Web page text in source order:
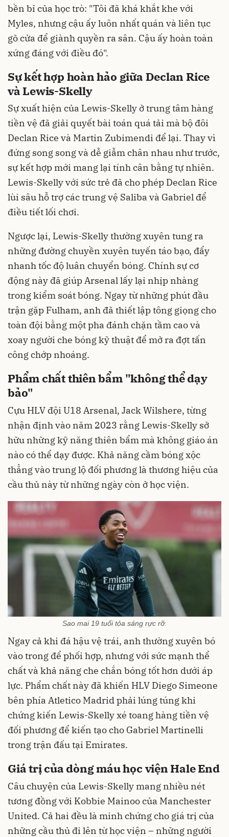
bền bỉ của học trò: "Tôi đã khá khắt khe với
Myles, nhưng cậu ấy luôn nhất quán và liên tục
gõ cửa để giành quyền ra sân. Cậu ấy hoàn toàn
xứng đáng với điều đó".
Sự kết hợp hoàn hảo giữa Declan Rice
và Lewis-Skelly
Sự xuất hiện của Lewis-Skelly ở trung tâm hàng
tiền vệ đã giải quyết bài toán quá tải mà bộ đôi
Declan Rice và Martin Zubimendi để lại. Thay vì
đứng song song và dễ giẫm chân nhau như trước,
sự kết hợp mới mang lại tính cân bằng tự nhiên.
Lewis-Skelly với sức trẻ đã cho phép Declan Rice
lùi sâu hỗ trợ các trung vệ Saliba và Gabriel để
điều tiết lối chơi.
Ngược lại, Lewis-Skelly thường xuyên tung ra
những đường chuyền xuyên tuyến táo bạo, đẩy
nhanh tốc độ luân chuyển bóng. Chính sự cơ
động này đã giúp Arsenal lấy lại nhịp nhàng
trong kiểm soát bóng. Ngay từ những phút đầu
trận gặp Fulham, anh đã thiết lập tông giọng cho
toàn đội bằng một pha đánh chặn tầm cao và
xoay người che bóng kỹ thuật để mở ra đợt tấn
công chớp nhoáng.
Phẩm chất thiên bẩm "không thể dạy
bảo"
Cựu HLV đội U18 Arsenal, Jack Wilshere, từng
nhận định vào năm 2023 rằng Lewis-Skelly sở
hữu những kỹ năng thiên bẩm mà không giáo án
nào có thể dạy được. Khả năng cầm bóng xộc
thẳng vào trung lộ đối phương là thương hiệu của
cầu thủ này từ những ngày còn ở học viện.
Sao mai 19 tuổi tỏa sáng rực rỡ.
Ngay cả khi đá hậu vệ trái, anh thường xuyên bó
vào trong để phối hợp, nhưng với sức mạnh thể
chất và khả năng che chắn bóng tốt hơn dưới áp
lực. Phẩm chất này đã khiến HLV Diego Simeone
bên phía Atletico Madrid phải lúng túng khi
chứng kiến Lewis-Skelly xé toang hàng tiền vệ
đối phương để kiến tạo cho Gabriel Martinelli
trong trận đấu tại Emirates.
Giá trị của dòng máu học viện Hale End
Câu chuyện của Lewis-Skelly mang nhiều nét
tương đồng với Kobbie Mainoo của Manchester
United. Cả hai đều là minh chứng cho giá trị của
những cầu thủ đi lên từ học viện – những người